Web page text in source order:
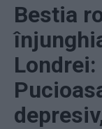
Bestia